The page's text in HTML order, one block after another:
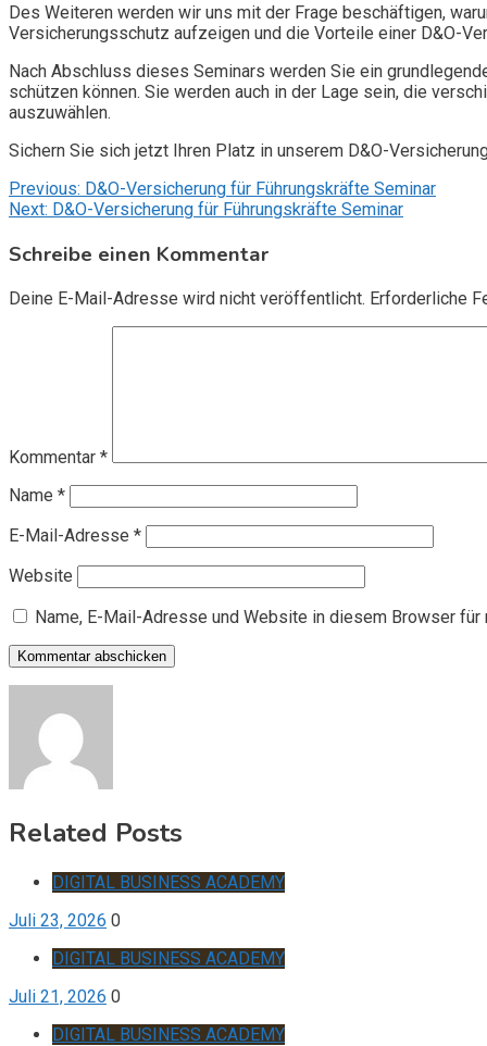
Des Weiteren werden wir uns mit der Frage beschäftigen,
Versicherungsschutz aufzeigen und die Vorteile einer D&O-
Nach Abschluss dieses Seminars werden Sie ein
schützen können. Sie werden auch in der Lage sein, die
auszuwählen.
Sichern Sie sich jetzt Ihren Platz in unserem D&O-
Beitragsnavigation
Previous: D&O-Versicherung für Führungskräfte Seminar
Next: D&O-Versicherung für Führungskräfte Seminar
Schreibe einen Kommentar
Deine E-Mail-Adresse wird nicht veröffentlicht. Erforderliche
Kommentar *
Name *
E-Mail-Adresse *
Website
Name, E-Mail-Adresse und Website in diesem Browser
Related Posts
DIGITAL BUSINESS ACADEMY
Juli 23, 2026 0
DIGITAL BUSINESS ACADEMY
Juli 21, 2026 0
DIGITAL BUSINESS ACADEMY